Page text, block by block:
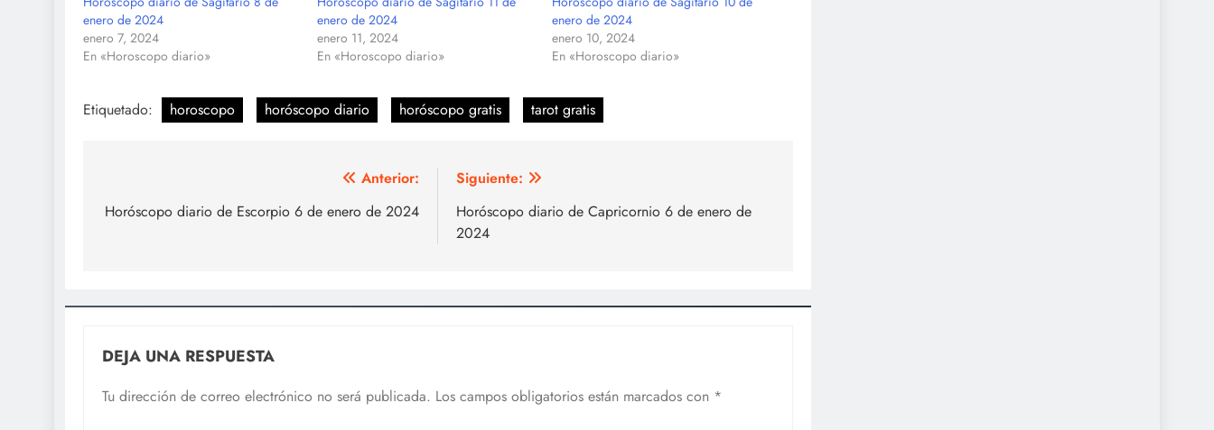
enero de 2024
enero 7, 2024
En «Horoscopo diario»
enero de 2024
enero 11, 2024
En «Horoscopo diario»
enero de 2024
enero 10, 2024
En «Horoscopo diario»
Etiquetado: horoscopo horóscopo diario horóscopo gratis tarot gratis
de
Anterior:
Horóscopo diario de Escorpio 6 de enero de 2024
Siguiente:
Horóscopo diario de Capricornio 6 de enero de
2024
DEJA UNA RESPUESTA
Tu dirección de correo electrónico no será publicada. Los campos obligatorios están marcados con *